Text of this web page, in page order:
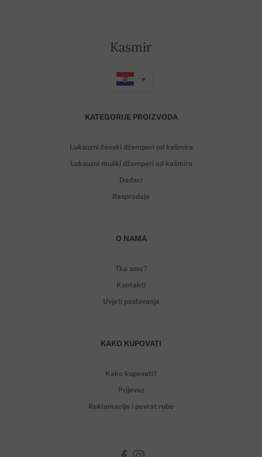
Kasmir
KATEGORIJE PROIZVODA
Luksuzni ženski džemperi od kašmira
Luksuzni muški džemperi od kašmira
Dodaci
Rasprodaja
O NAMA
Tko smo?
Kontakti
Uvjeti poslovanja
KAKO KUPOVATI
Kako kupovati?
Prijevoz
Reklamacije i povrat robe